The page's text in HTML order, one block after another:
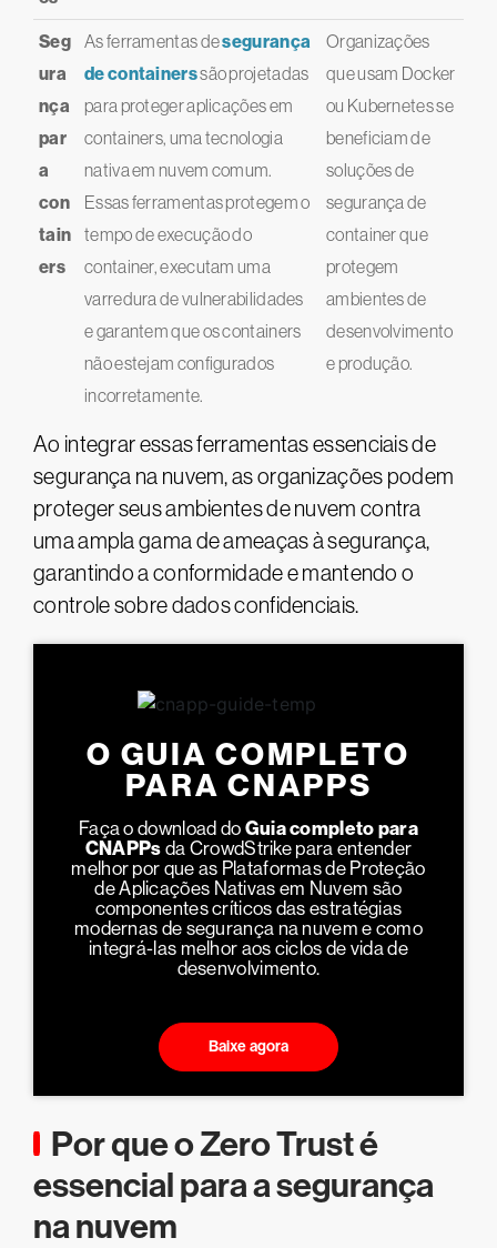
Seg
ura
nça
par
a
con
tain
ers
As ferramentas desegurança
de containerssão projetadas
para proteger aplicações em
containers, uma tecnologia
nativa em nuvem comum.
Essas ferramentas protegem o
tempo de execução do
container, executam uma
varredura de vulnerabilidades
e garantem que os containers
não estejam configurados
incorretamente​.
Organizações
que usam Docker
ou Kubernetes se
beneficiam de
soluções de
segurança de
container que
protegem
ambientes de
desenvolvimento
e produção.
Ao integrar essas ferramentas essenciais de
segurança na nuvem, as organizações podem
proteger seus ambientes de nuvem contra
uma ampla gama de ameaças à segurança,
garantindo a conformidade e mantendo o
controle sobre dados confidenciais​.
O GUIA COMPLETO
PARA CNAPPS
Faça o download do Guia completo para
CNAPPs da CrowdStrike para entender
melhor por que as Plataformas de Proteção
de Aplicações Nativas em Nuvem são
componentes críticos das estratégias
modernas de segurança na nuvem e como
integrá-las melhor aos ciclos de vida de
desenvolvimento.
Baixe agora
Por que o Zero Trust é
essencial para a segurança
na nuvem